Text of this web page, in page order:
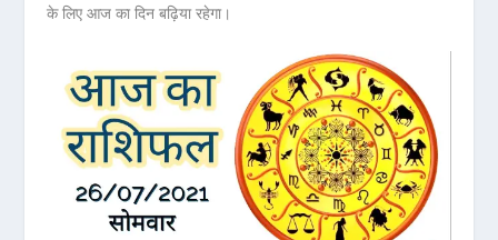
के लिए आज का दिन बढ़िया रहेगा।